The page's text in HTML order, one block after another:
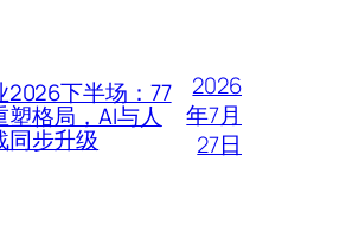
2026下半场：77
格局，AI与人
同步升级
2026
年7月
27日